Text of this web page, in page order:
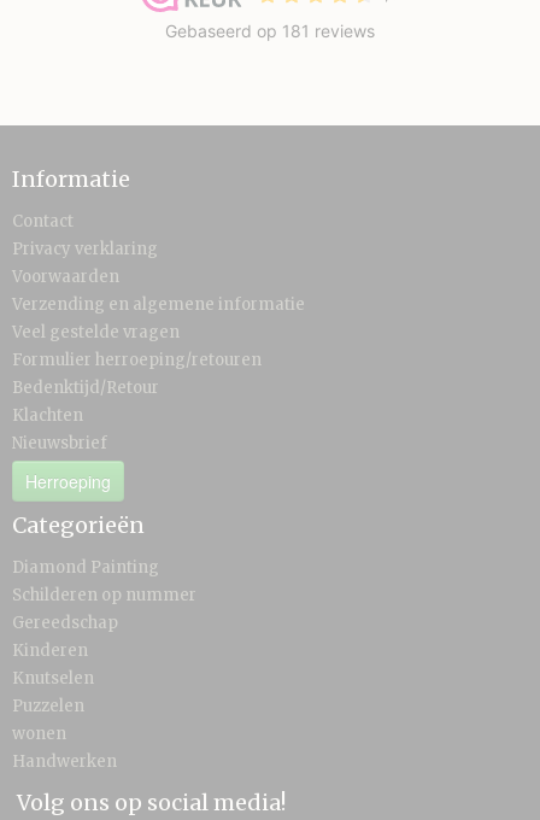
Informatie
Contact
Privacy verklaring
Voorwaarden
Verzending en algemene informatie
Veel gestelde vragen
Formulier herroeping/retouren
Bedenktijd/Retour
Klachten
Nieuwsbrief
Herroeping
Categorieën
Diamond Painting
Schilderen op nummer
Gereedschap
Kinderen
Knutselen
Puzzelen
wonen
Handwerken
Volg ons op social media!